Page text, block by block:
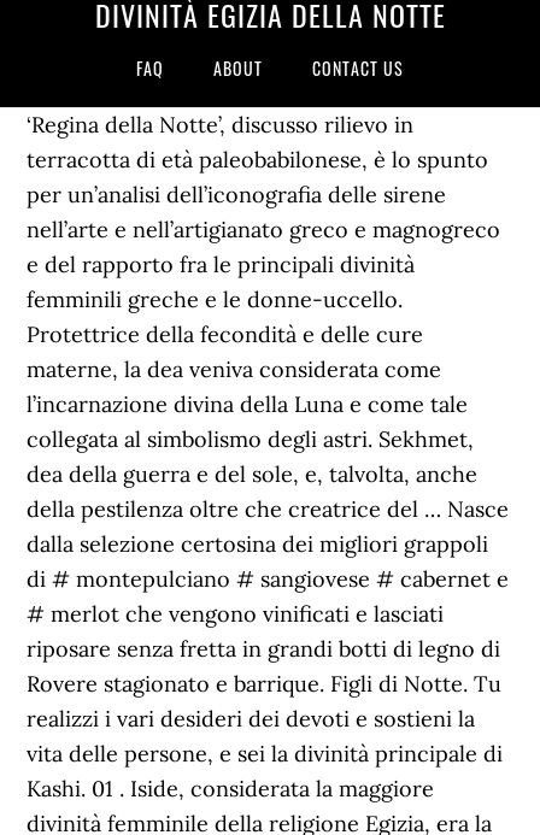
DIVINITÀ EGIZIA DELLA NOTTE
FAQ ABOUT CONTACT US
‘Regina della Notte’, discusso rilievo in
terracotta di età paleobabilonese, è lo spunto
per un’analisi dell’iconografia delle sirene
nell’arte e nell’artigianato greco e magnogreco
e del rapporto fra le principali divinità
femminili greche e le donne-uccello.
Protettrice della fecondità e delle cure
materne, la dea veniva considerata come
l’incarnazione divina della Luna e come tale
collegata al simbolismo degli astri. Sekhmet,
dea della guerra e del sole, e, talvolta, anche
della pestilenza oltre che creatrice del … Nasce
dalla selezione certosina dei migliori grappoli
di # montepulciano # sangiovese # cabernet e
# merlot che vengono vinificati e lasciati
riposare senza fretta in grandi botti di legno di
Rovere stagionato e barrique. Figli di Notte. Tu
realizzi i vari desideri dei devoti e sostieni la
vita delle persone, e sei la divinità principale di
Kashi. 01 . Iside, considerata la maggiore
divinità femminile della religione Egizia, era la